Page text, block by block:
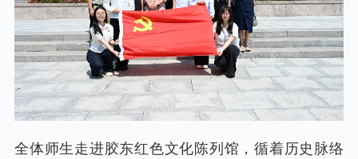
全体师生走进胶东红色文化陈列馆，循着历史脉络